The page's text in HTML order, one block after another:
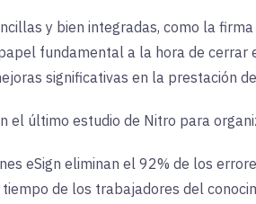
y bien integradas, como la
fundamental a la hora de cerrar
significativas en la prestación
el último estudio de Nitro para
eSign eliminan el 92% de los
de los trabajadores del